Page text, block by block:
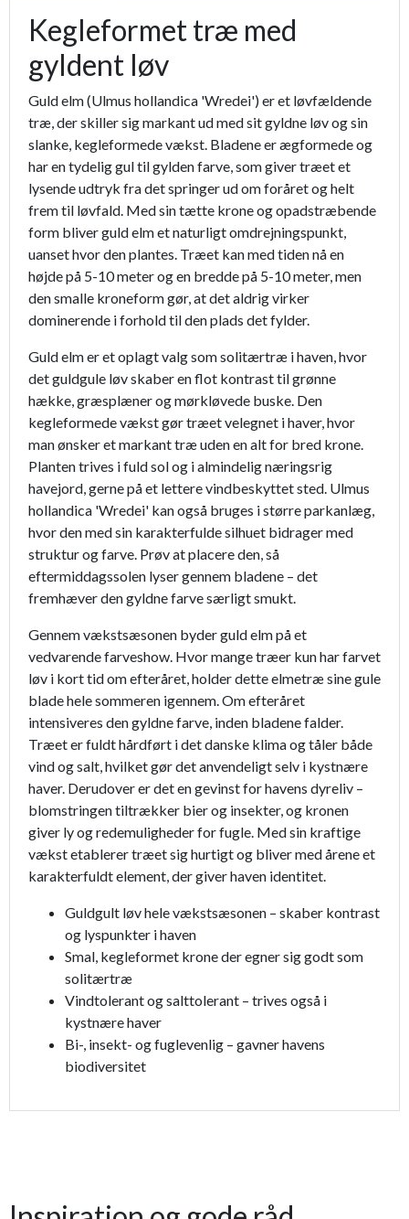
Kegleformet træ med
gyldent løv
Guld elm (Ulmus hollandica 'Wredei') er et løvfældende
træ, der skiller sig markant ud med sit gyldne løv og sin
slanke, kegleformede vækst. Bladene er ægformede og
har en tydelig gul til gylden farve, som giver træet et
lysende udtryk fra det springer ud om foråret og helt
frem til løvfald. Med sin tætte krone og opadstræbende
form bliver guld elm et naturligt omdrejningspunkt,
uanset hvor den plantes. Træet kan med tiden nå en
højde på 5-10 meter og en bredde på 5-10 meter, men
den smalle kroneform gør, at det aldrig virker
dominerende i forhold til den plads det fylder.
Guld elm er et oplagt valg som solitærtræ i haven, hvor
det guldgule løv skaber en flot kontrast til grønne
hække, græsplæner og mørkløvede buske. Den
kegleformede vækst gør træet velegnet i haver, hvor
man ønsker et markant træ uden en alt for bred krone.
Planten trives i fuld sol og i almindelig næringsrig
havejord, gerne på et lettere vindbeskyttet sted. Ulmus
hollandica 'Wredei' kan også bruges i større parkanlæg,
hvor den med sin karakterfulde silhuet bidrager med
struktur og farve. Prøv at placere den, så
eftermiddagssolen lyser gennem bladene – det
fremhæver den gyldne farve særligt smukt.
Gennem vækstsæsonen byder guld elm på et
vedvarende farveshow. Hvor mange træer kun har farvet
løv i kort tid om efteråret, holder dette elmetræ sine gule
blade hele sommeren igennem. Om efteråret
intensiveres den gyldne farve, inden bladene falder.
Træet er fuldt hårdført i det danske klima og tåler både
vind og salt, hvilket gør det anvendeligt selv i kystnære
haver. Derudover er det en gevinst for havens dyreliv –
blomstringen tiltrækker bier og insekter, og kronen
giver ly og redemuligheder for fugle. Med sin kraftige
vækst etablerer træet sig hurtigt og bliver med årene et
karakterfuldt element, der giver haven identitet.
Guldgult løv hele vækstsæsonen – skaber kontrast
og lyspunkter i haven
Smal, kegleformet krone der egner sig godt som
solitærtræ
Vindtolerant og salttolerant – trives også i
kystnære haver
Bi-, insekt- og fuglevenlig – gavner havens
biodiversitet